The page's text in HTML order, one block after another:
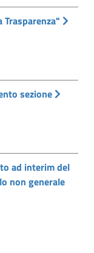
sezione
ad interim del
non generale